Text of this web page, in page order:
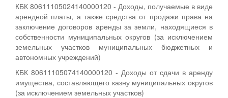
КБК 80611105024140000120 - Доходы, получаемые в виде
арендной платы, а также средства от продажи права на
заключение договоров аренды за земли, находящиеся в
собственности муниципальных округов (за исключением
земельных участков муниципальных бюджетных и
автономных учреждений)
КБК 80611105074140000120 - Доходы от сдачи в аренду
имущества, составляющего казну муниципальных округов
(за исключением земельных участков)